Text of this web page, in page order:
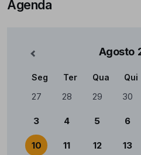
Agenda
Agosto
Calendário
Seg Ter Qua Qui
27 28 29 30
3 4 5 6
10 11 12 13